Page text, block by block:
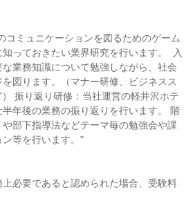
コミュニケーションを図るためのゲーム
っておきたい業界研究を行います。  入
業務知識について勉強しながら、社会
図ります。（マナー研修、ビジネスス
振り返り研修：当社運営の軽井沢ホテ
年後の業務の振り返りを行います。 階
部下指導法などテーマ毎の勉強会や課
必要であると認められた場合、受験料